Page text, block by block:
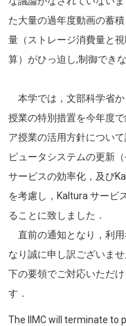
た大量の過年度動画の蓄
量（ストレージ消費量と
算）がひっ迫し,制御でき
本学では，文部科学省か
授業の特別措置を今年度
ア授業の活用方針につい
ピュータシステムの更新
サービスの効率化，及び
を考慮し，Kaltura サービ
ることに致しました．
直前の通知となり，利用
なり誠に申し訳ございま
下の要領でご対応いただ
す．
The IIMC will terminate to